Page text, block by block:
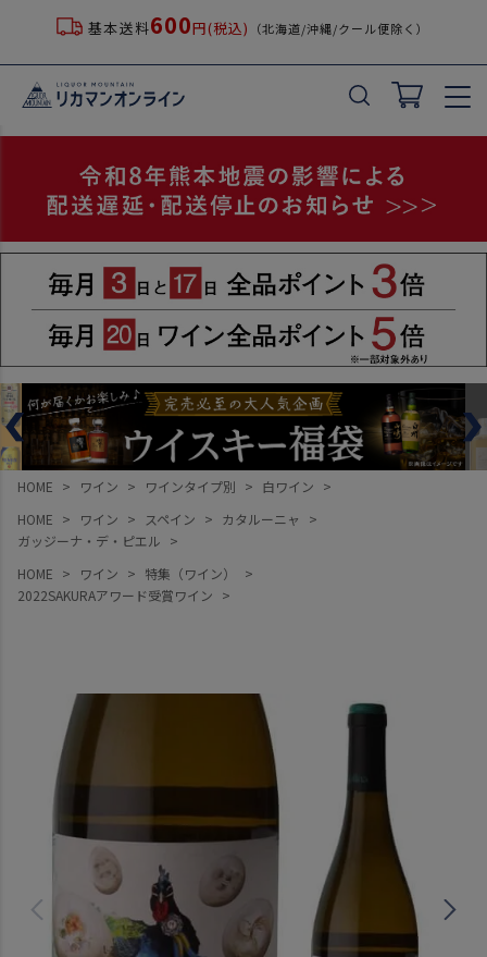
基本送料600円(税込) （北海道/沖縄/クール便除く）
HOME ワイン ワインタイプ別
白ワイン
HOME
ワイン スペイン
カタルーニャ
ガッジーナ・デ・ピエル
HOME
ワイン
特集（ワイン）
2022SAKURAアワード受賞ワイン